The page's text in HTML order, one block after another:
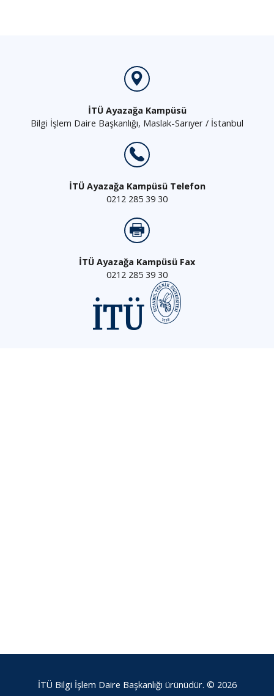
İTÜ Ayazağa Kampüsü
Bilgi İşlem Daire Başkanlığı, Maslak-Sarıyer / İstanbul
İTÜ Ayazağa Kampüsü Telefon
0212 285 39 30
İTÜ Ayazağa Kampüsü Fax
0212 285 39 30
İTÜ Bilgi İşlem Daire Başkanlığı ürünüdür. © 2026